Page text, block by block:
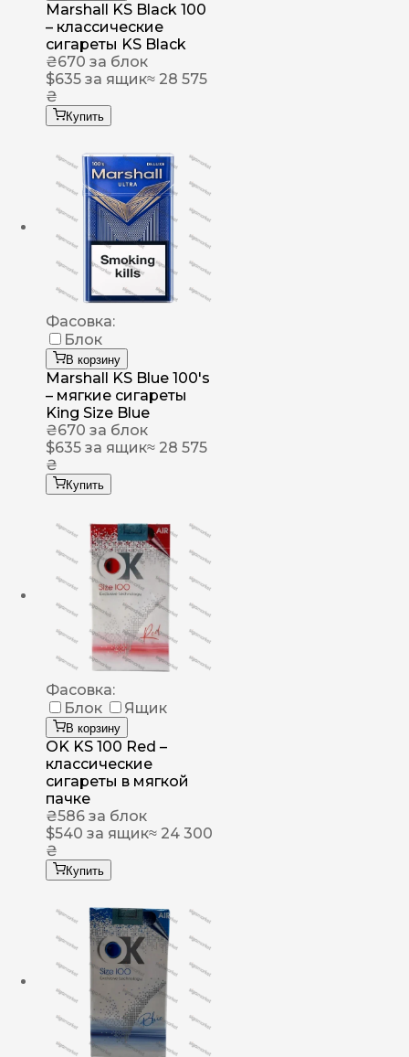
Marshall KS Black 100
– классические
сигареты KS Black
₴670 за блок
$635 за ящик≈ 28 575
₴
Купить
Фасовка:
Блок
В корзину
Marshall KS Blue 100's
– мягкие сигареты
King Size Blue
₴670 за блок
$635 за ящик≈ 28 575
₴
Купить
Фасовка:
Блок
Ящик
В корзину
OK KS 100 Red –
классические
сигареты в мягкой
пачке
₴586 за блок
$540 за ящик≈ 24 300
₴
Купить